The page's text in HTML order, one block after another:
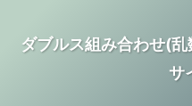
ダブルス組み合わせ(
サ